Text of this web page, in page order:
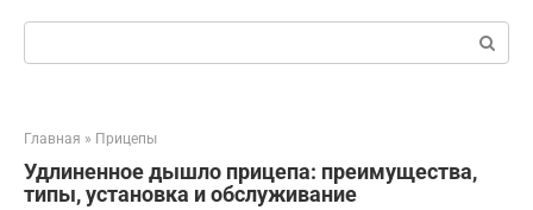
Поиск:
Главная » Прицепы
Удлиненное дышло прицепа: преимущества,
типы, установка и обслуживание